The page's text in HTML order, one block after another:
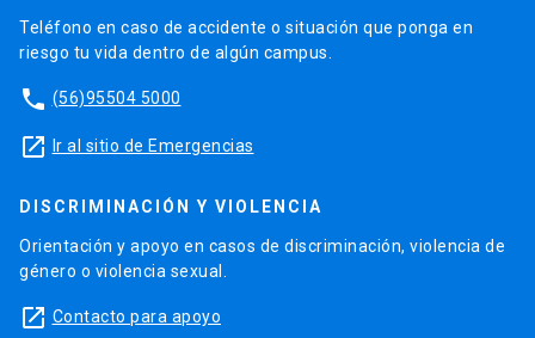
Teléfono en caso de accidente o situación que ponga en
riesgo tu vida dentro de algún campus.
phone (56)95504 5000
launch Ir al sitio de Emergencias
DISCRIMINACIÓN Y VIOLENCIA
Orientación y apoyo en casos de discriminación, violencia de
género o violencia sexual.
launch Contacto para apoyo